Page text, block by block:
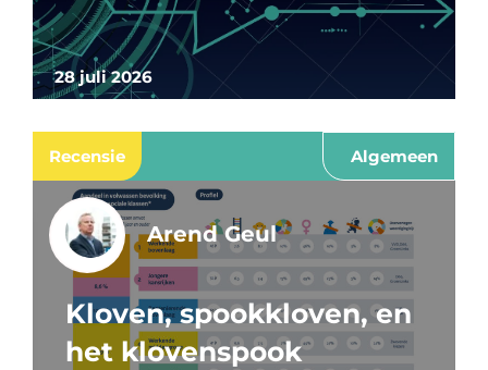
28 juli 2026
Recensie Algemeen
Arend Geul
Kloven, spookkloven, en
het klovenspook